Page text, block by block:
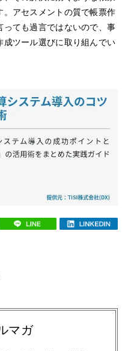
アセスメントの質で帳票作
ても過言ではないので、事
ツール選びに取り組んでい
マガ